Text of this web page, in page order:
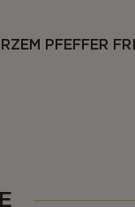
PFEFFER